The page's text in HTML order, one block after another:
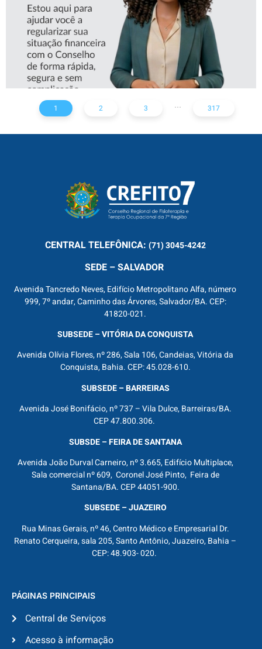
1 2 3 ... 317
CENTRALTELEFÔNICA: (71) 3045-4242
SEDE – SALVADOR
Avenida Tancredo Neves, Edifício Metropolitano Alfa, número
999, 7º andar, Caminho das Árvores, Salvador/BA. CEP:
41820-021.
SUBSEDE – VITÓRIA DA CONQUISTA
Avenida Olívia Flores, nº 286, Sala 106, Candeias, Vitória da
Conquista, Bahia. CEP: 45.028-610.
SUBSEDE – BARREIRAS
Avenida José Bonifácio, nº 737 – Vila Dulce, Barreiras/BA.
CEP 47.800.306.
SUBSDE – FEIRA DE SANTANA
Avenida João Durval Carneiro, nº 3.665, Edifício Multiplace,
Sala comercial nº 609, Coronel José Pinto, Feira de
Santana/BA. CEP 44051-900.
SUBSEDE – JUAZEIRO
Rua Minas Gerais, nº 46, Centro Médico e Empresarial Dr.
Renato Cerqueira, sala 205, Santo Antônio, Juazeiro, Bahia –
CEP: 48.903- 020.
PÁGINAS PRINCIPAIS
Central de Serviços
Acesso à informação